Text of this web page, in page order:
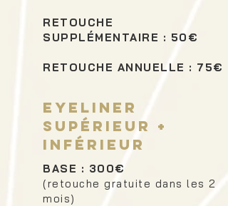
RETOUCHE
SUPPLÉMENTAIRE : 50€
RETOUCHE ANNUELLE : 75€
Eyeliner
supérieur +
inférieur
BASE : 300€
(retouche gratuite dans les 2
mois)